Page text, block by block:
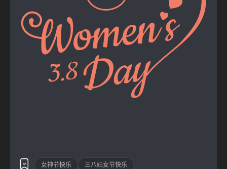
女神节快乐 三八妇女节快乐